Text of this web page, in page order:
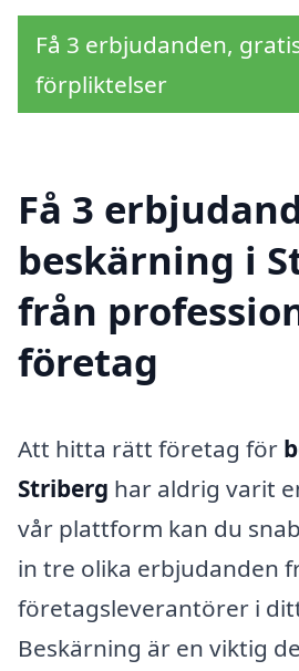
Få 3 erbjudanden,
förpliktelser
Få 3
beskärning i
från
företag
Att hitta rätt företag för
Striberg har aldrig varit
vår plattform kan du
in tre olika erbjudanden
företagsleverantörer i
Beskärning är en viktig